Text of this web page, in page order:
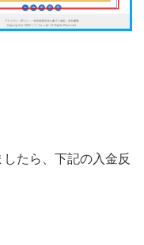
たら、下記の入金反